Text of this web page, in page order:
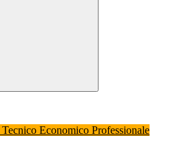
Tecnico Economico Professionale